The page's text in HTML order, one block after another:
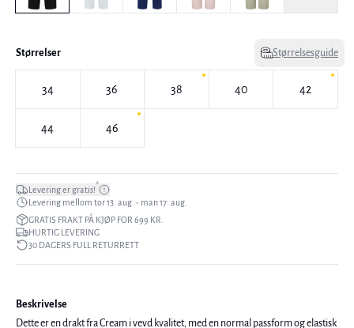
Størrelser Størrelsesguide
34 36 38 40 42
44 46
Levering er gratis!*
Levering mellom tor 13. aug. - man 17. aug.
GRATIS FRAKT PÅ KJØP FOR 699 KR.
HURTIG LEVERING
30 DAGERS FULL RETURRETT
Beskrivelse
Dette er en drakt fra Cream i vevd kvalitet, med en normal passform og elastisk